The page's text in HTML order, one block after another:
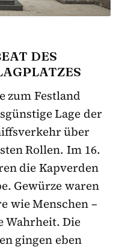
DES
zum Festland
Lage der
über
Rollen. Im 16.
die Kapverden
Gewürze waren
wie Menschen –
Wahrheit. Die
gingen eben